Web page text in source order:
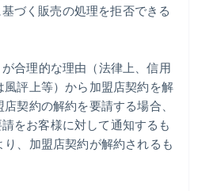
づく販売の処理を拒否できる
合理的な理由（法律上、信用
評上等）から加盟店契約を解
契約の解約を要請する場合、
をお客様に対して通知するも
、加盟店契約が解約されるも